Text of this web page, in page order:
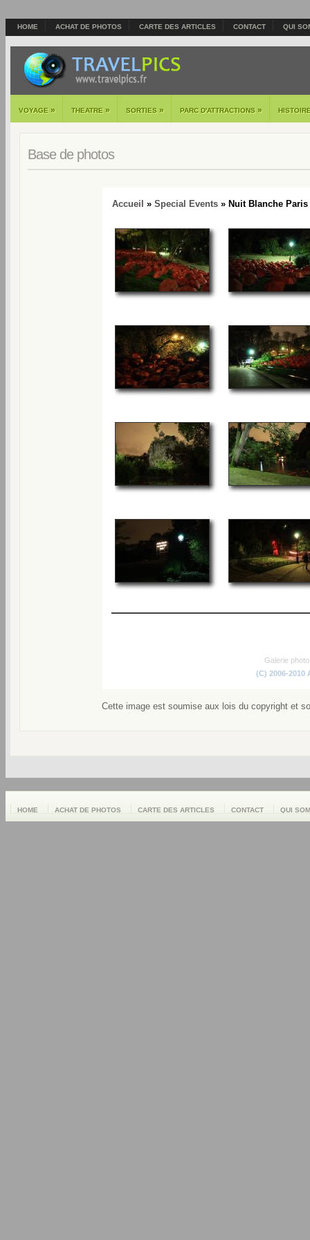
HOME ACHAT DE PHOTOS CARTE DES ARTICLES CONTACT QUI
VOYAGE » THEATRE » SORTIES » PARC D'ATTRACTIONS »
Base de photos
Accueil » Special Events» Nuit Blanche Paris
Galerie
(C) 2006-2010
Cette image est soumise aux lois du copyright et
HOME ACHAT DE PHOTOS CARTE DES ARTICLES CONTACT QUI